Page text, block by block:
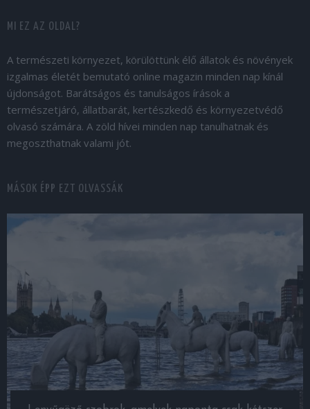
MI EZ AZ OLDAL?
A természeti környezet, körülöttünk élő állatok és növények
izgalmas életét bemutató online magazin minden nap kínál
újdonságot. Barátságos és tanulságos írások a
természetjáró, állatbarát, kertészkedő és környezetvédő
olvasó számára. A zöld hívei minden nap tanulhatnak és
megoszthatnak valami jót.
MÁSOK ÉPP EZT OLVASSÁK